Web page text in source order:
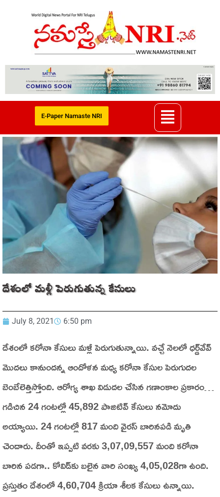
E-Paper Namaste NRI
దేశంలో మళ్లీ పెరుగుతున్న కేసులు
July 8, 2021 6:50 pm
దేశంలో కరోనా కేసులు మళ్లీ పెరుగుతున్నాయి. వచ్చే నెలలో ధర్డ్‌వేవ్‌
మొదలు కానుందన్న ఆందోళన మధ్య కరోనా కేసుల పెరుగుదల
బెంబేలెత్తిస్తోంది. ఆరోగ్య శాఖ విడుదల చేసిన గణాంకాల ప్రకారం…
గడిచిన 24 గంటల్లో 45,892 పాజిటివ్‌ కేసులు నమోదు
అయ్యాయి. 24 గంటల్లో 817 మంది వైరస్‌ బారినపడి మృతి
చెందారు. దీంతో ఇప్పటి వరకు 3,07,09,557 మంది కరోనా
బారిన పడగా.. కోవిడ్‌కు బలైన వారి సంఖ్య 4,05,028గా ఉంది.
ప్రస్తుతం దేశంలో 4,60,704 క్రియా శీలక కేసులు ఉన్నాయి.